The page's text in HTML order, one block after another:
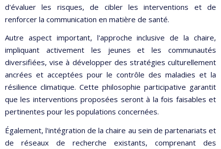
d'évaluer les risques, de cibler les interventions et de
renforcer la communication en matière de santé.
Autre aspect important, l'approche inclusive de la chaire,
impliquant activement les jeunes et les communautés
diversifiées, vise à développer des stratégies culturellement
ancrées et acceptées pour le contrôle des maladies et la
résilience climatique. Cette philosophie participative garantit
que les interventions proposées seront à la fois faisables et
pertinentes pour les populations concernées.
Également, l'intégration de la chaire au sein de partenariats et
de réseaux de recherche existants, comprenant des